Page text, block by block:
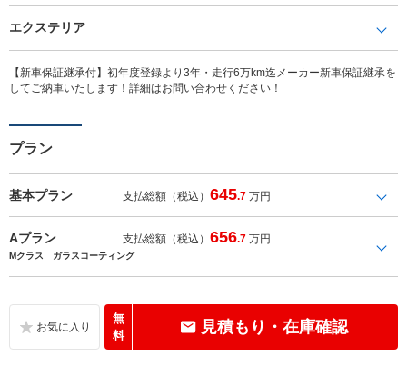
エクステリア
【新車保証継承付】初年度登録より3年・走行6万km迄メーカー新車保証継承を
してご納車いたします！詳細はお問い合わせください！
プラン
基本プラン 支払総額（税込）645.7 万円
Aプラン 支払総額（税込）656.7 万円
Mクラス ガラスコーティング
無
料
見積もり・在庫確認